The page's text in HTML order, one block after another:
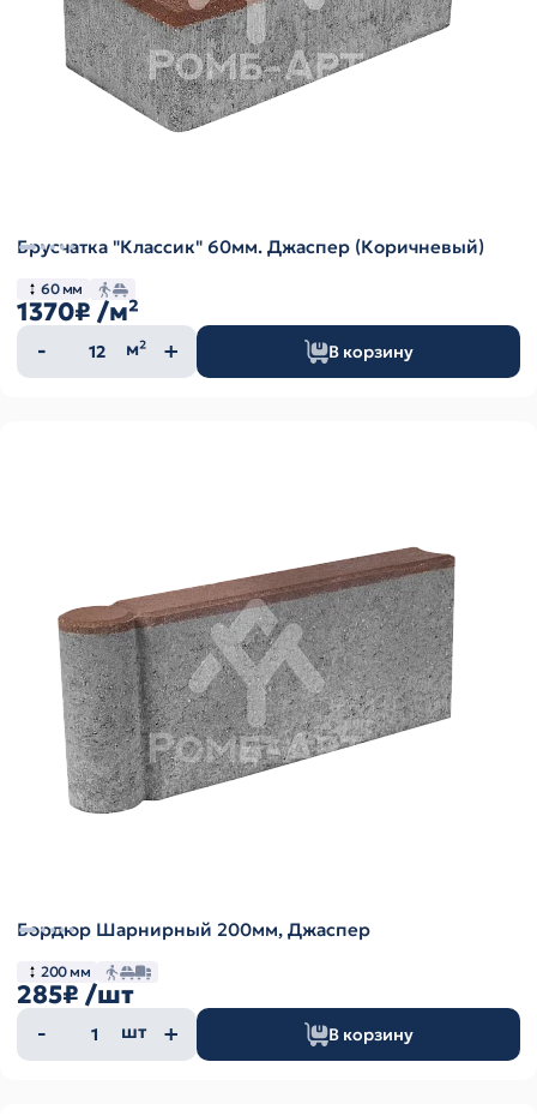
Брусчатка "Классик" 60мм. Джаспер (Коричневый)
60 мм
1370₽ /м²
Количество
м² В корзину
Бордюр Шарнирный 200мм, Джаспер
200 мм
285₽ /шт
Количество
шт В корзину